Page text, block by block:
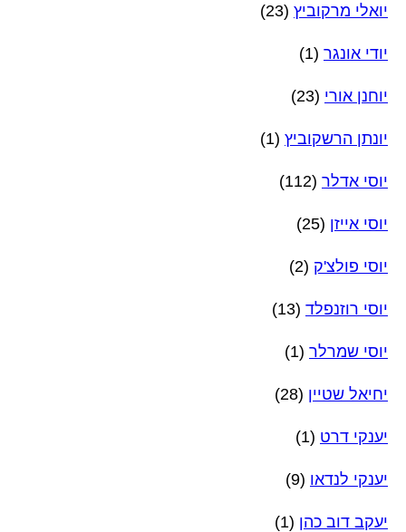
יואלי מרקוביץ (23)
יודי אונגר (1)
יוחנן אורי (23)
יונתן הרשקוביץ (1)
יוסי אדלר (112)
יוסי אייזן (25)
יוסי פולצ'ק (2)
יוסי רוזנפלד (13)
יוסי שמרלר (1)
יחיאל שטיין (28)
יענקי דרט (1)
יענקי לנדאו (9)
יעקב דוב כהן (1)